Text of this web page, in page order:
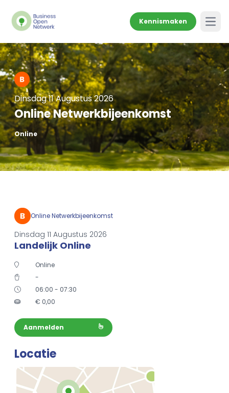
Kennismaken
Dinsdag 11 Augustus 2026
Online Netwerkbijeenkomst
Online
Online Netwerkbijeenkomst
Dinsdag 11 Augustus 2026
Landelijk Online
Online
-
06:00 - 07:30
€ 0,00
Aanmelden
Locatie